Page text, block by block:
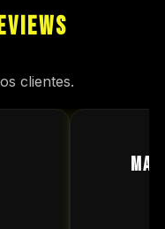
clientes.